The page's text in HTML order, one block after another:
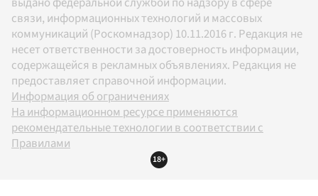
связи, информационных технологий и массовых
коммуникаций (Роскомнадзор) 10.11.2016 г. Редакция не
несет ответственности за достоверность информации,
содержащейся в рекламных объявлениях. Редакция не
предоставляет справочной информации.
Информация об ограничениях
На информационном ресурсе применяются
рекомендательные технологии в соответствии с
Правилами
18+